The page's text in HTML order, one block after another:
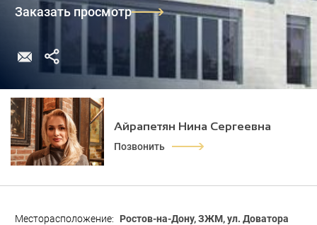
Заказать просмотр
Айрапетян Нина Сергеевна
Позвонить
Месторасположение:
Ростов-на-Дону, ЗЖМ, ул. Доватора